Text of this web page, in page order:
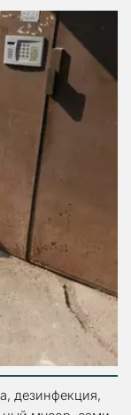
дезинфекция,